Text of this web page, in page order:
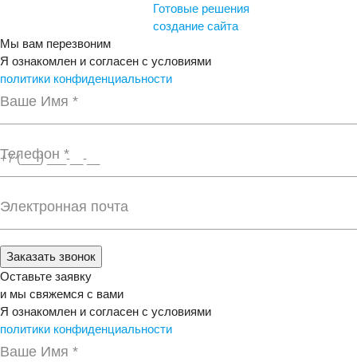
Готовые решения
создание сайта
Мы вам перезвоним
Я ознакомлен и согласен с условиями
политики конфиденциальности
Ваше Имя *
Телефон *
Электронная почта
Заказать звонок
Оставьте заявку
и мы свяжемся с вами
Я ознакомлен и согласен с условиями
политики конфиденциальности
Ваше Имя *